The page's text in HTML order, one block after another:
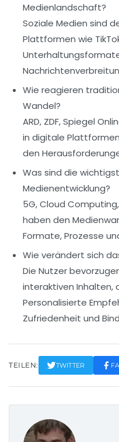
Medienlandschaft?
Soziale Medien sind
Plattformen wie
Wie reagieren
Wandel?
ARD, ZDF, Spiegel
in digitale
den
Was sind die
Medienentwicklung?
5G, Cloud
haben den
Formate, Prozesse
Wie verändert sich
Die Nutzer
interaktiven Inhalten,
Personalisierte
Zufriedenheit und
TEILEN: TWITTER